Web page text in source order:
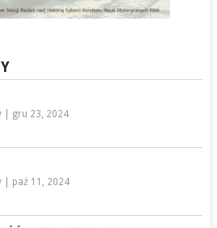
| gru 23, 2024
| paź 11, 2024